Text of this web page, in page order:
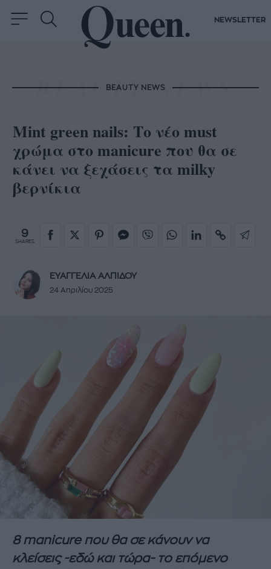
NEWSLETTER
BEAUTY NEWS
Mint green nails: Το νέο must
χρώμα στο manicure που θα σε
κάνει να ξεχάσεις τα milky
βερνίκια
9
SHARES
ΕΥΑΓΓΕΛΙΑ ΑΛΠΙΔΟΥ
24 Απριλίου 2025
8 manicure που θα σε κάνουν να
κλείσεις -εδώ και τώρα- το επόμενο